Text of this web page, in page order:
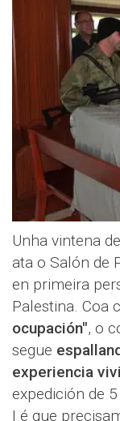
Unha vintena
ata o Salón de
en primeira
Palestina. Coa
ocupación", o
segue
experiencia
expedición de
I é que